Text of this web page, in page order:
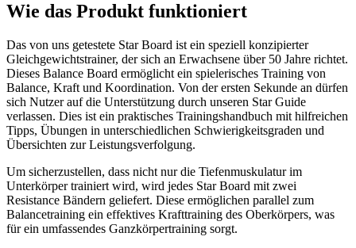
Wie das Produkt funktioniert
Das von uns getestete Star Board ist ein speziell konzipierter
Gleichgewichtstrainer, der sich an Erwachsene über 50 Jahre richtet.
Dieses Balance Board ermöglicht ein spielerisches Training von
Balance, Kraft und Koordination. Von der ersten Sekunde an dürfen
sich Nutzer auf die Unterstützung durch unseren Star Guide
verlassen. Dies ist ein praktisches Trainingshandbuch mit hilfreichen
Tipps, Übungen in unterschiedlichen Schwierigkeitsgraden und
Übersichten zur Leistungsverfolgung.
Um sicherzustellen, dass nicht nur die Tiefenmuskulatur im
Unterkörper trainiert wird, wird jedes Star Board mit zwei
Resistance Bändern geliefert. Diese ermöglichen parallel zum
Balancetraining ein effektives Krafttraining des Oberkörpers, was
für ein umfassendes Ganzkörpertraining sorgt.